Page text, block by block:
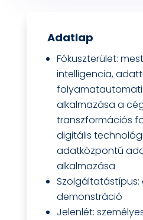
Adatlap
Fókuszterület:
intelligencia,
alkalmazása a
transzformációs
digitális
adatközpontú
alkalmazása
Szolgáltatástípus:
demonstráció
Jelenlét: